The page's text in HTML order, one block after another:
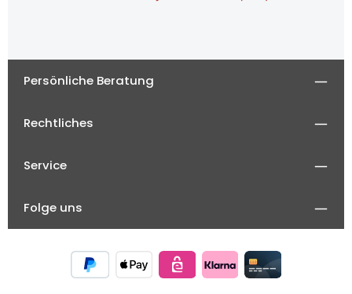
Persönliche Beratung
Rechtliches
Service
Folge uns